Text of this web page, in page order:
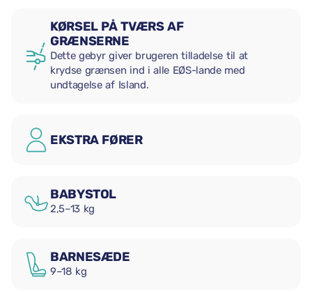
KØRSEL PÅ TVÆRS AF
GRÆNSERNE
Dette gebyr giver brugeren tilladelse til at
krydse grænsen ind i alle EØS-lande med
undtagelse af Island.
EKSTRA FØRER
BABYSTOL
2,5–13 kg
BARNESÆDE
9–18 kg